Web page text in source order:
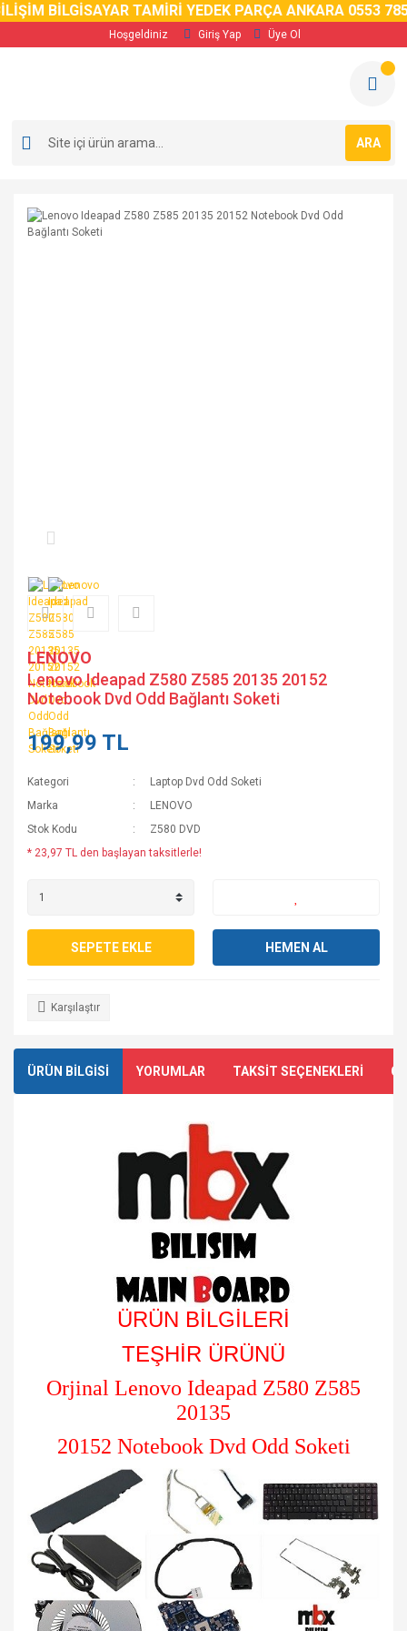
BİLGİSAYAR TAMİRİ YEDEK PARÇA ANKARA 0553
Hoşgeldiniz Giriş Yap Üye Ol
ARA
LENOVO
Lenovo Ideapad Z580 Z585 20135 20152
Notebook Dvd Odd Bağlantı Soketi
199,99 TL
Kategori
Laptop Dvd Odd Soketi
Marka
LENOVO
Stok Kodu
Z580 DVD
* 23,97 TL den başlayan taksitlerle!
SEPETE EKLE HEMEN AL
Karşılaştır
ÜRÜN BİLGİSİ YORUMLAR TAKSİT SEÇENEKLERİ
ÜRÜN BİLGİLERİ
TEŞHİR ÜRÜNÜ
Orjinal Lenovo Ideapad Z580 Z585
20135
20152 Notebook Dvd Odd Soketi